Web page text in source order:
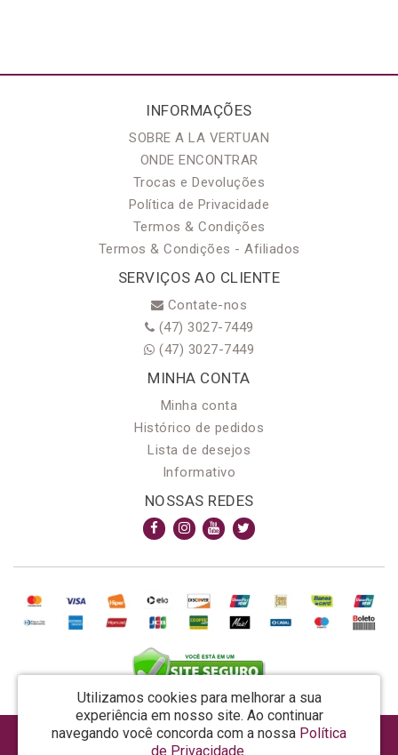
INFORMAÇÕES
SOBRE A LA VERTUAN
ONDE ENCONTRAR
Trocas e Devoluções
Política de Privacidade
Termos & Condições
Termos & Condições - Afiliados
SERVIÇOS AO CLIENTE
Contate-nos
(47) 3027-7449
(47) 3027-7449
MINHA CONTA
Minha conta
Histórico de pedidos
Lista de desejos
Informativo
NOSSAS REDES
Utilizamos cookies para melhorar a sua
experiência em nosso site. Ao continuar
navegando você concorda com a nossa Política
de Privacidade.
AROMA & MAGIA MANUF DE PROD COSMECEUTICOS LTDA EPP - CNPJ: 81.362.295/0001-48